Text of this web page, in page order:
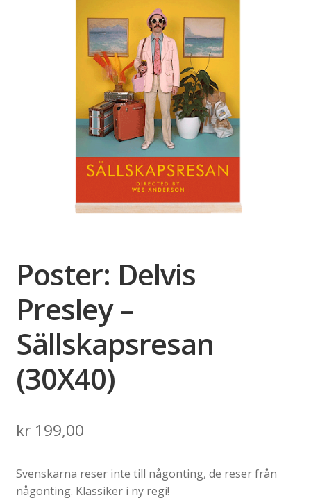
Poster: Delvis
Presley –
Sällskapsresan
(30X40)
kr199,00
Svenskarna reser inte till någonting, de reser från
någonting. Klassiker i ny regi!